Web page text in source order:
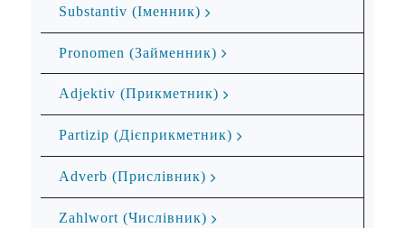
Substantiv (Іменник)
Pronomen (Займенник)
Adjektiv (Прикметник)
Partizip (Дієприкметник)
Adverb (Прислівник)
Zahlwort (Числівник)